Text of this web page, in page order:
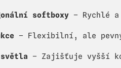
softboxy – Rychlé
– Flexibilní, ale
– Zajišťuje vyšší